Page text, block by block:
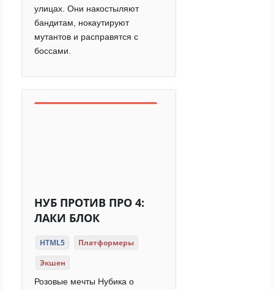
улицах. Они накостыляют
бандитам, нокаутируют
мутантов и расправятся с
боссами.
НУБ ПРОТИВ ПРО 4:
ЛАКИ БЛОК
HTML5
Платформеры
Экшен
Розовые мечты Нубика о